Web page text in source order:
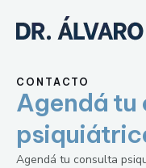
contenido
CONTACTO
Agendá tu
Agendá tu consulta